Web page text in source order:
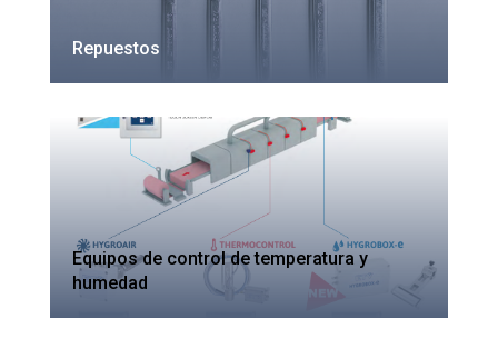
Repuestos
Equipos de control de temperatura y
humedad